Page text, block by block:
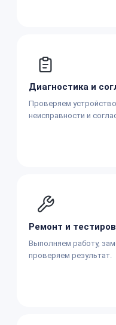
Диагностика и
Проверяем
неисправности и
Ремонт и
Выполняем работу,
проверяем результат.